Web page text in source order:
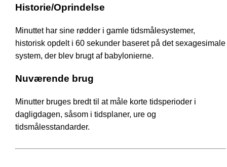
Historie/Oprindelse
Minuttet har sine rødder i gamle tidsmålesystemer,
historisk opdelt i 60 sekunder baseret på det sexagesimale
system, der blev brugt af babylonierne.
Nuværende brug
Minutter bruges bredt til at måle korte tidsperioder i
dagligdagen, såsom i tidsplaner, ure og
tidsmålesstandarder.